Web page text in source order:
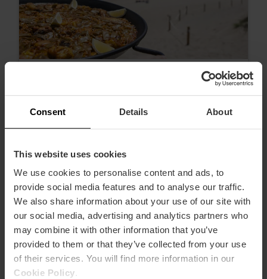
Consent Details About
This website uses cookies
We use cookies to personalise content and ads, to
provide social media features and to analyse our traffic.
We also share information about your use of our site with
our social media, advertising and analytics partners who
may combine it with other information that you’ve
provided to them or that they’ve collected from your use
of their services. You will find more information in our
Cookie Policy
Paella, horchata of esgarraet: een